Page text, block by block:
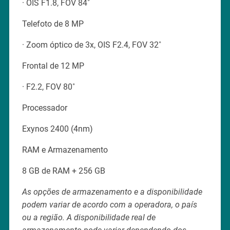
· OIS F1.8, FOV 84˚
Telefoto de 8 MP
· Zoom óptico de 3x, OIS F2.4, FOV 32˚
Frontal de 12 MP
· F2.2, FOV 80˚
Processador
Exynos 2400 (4nm)
RAM e Armazenamento
8 GB de RAM + 256 GB
As opções de armazenamento e a disponibilidade
podem variar de acordo com a operadora, o país
ou a região. A disponibilidade real de